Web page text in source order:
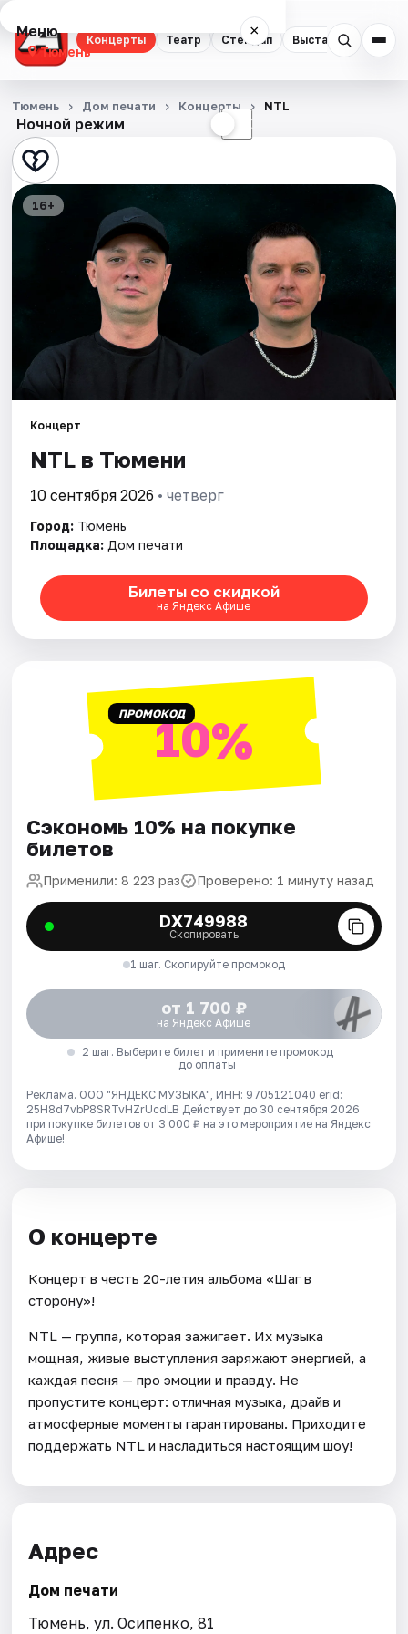
Концерты Театр Стендап Выставки
Меню ×
Тюмень
Концерты
Театр
Стендап
Спорт
События
Города
Площадки
Артисты
Рейтинги
Ночной режим ☾
Тюмень Дом печати Концерты NTL
16+
Концерт
NTL в Тюмени
10 сентября 2026 • четверг
Город: Тюмень
Площадка: Дом печати
Билеты со скидкой
на Яндекс Афише
ПРОМОКОД10%
Сэкономь 10% на покупке
билетов
Применили: 8 223 раз Проверено: 1 минуту назад
DX749988
Скопировать
1 шаг. Скопируйте промокод
от 1 700 ₽
на Яндекс Афише
2 шаг. Выберите билет и примените промокод
до оплаты
Реклама. ООО "ЯНДЕКС МУЗЫКА", ИНН: 9705121040 erid:
25H8d7vbP8SRTvHZrUcdLB Действует до 30 сентября 2026
при покупке билетов от 3 000 ₽ на это мероприятие на Яндекс
Афише!
О концерте
Концерт в честь 20-летия альбома «Шаг в
сторону»!
NTL — группа, которая зажигает. Их музыка
мощная, живые выступления заряжают энергией, а
каждая песня — про эмоции и правду. Не
пропустите концерт: отличная музыка, драйв и
атмосферные моменты гарантированы. Приходите
поддержать NTL и насладиться настоящим шоу!
Адрес
Дом печати
Тюмень, ул. Осипенко, 81